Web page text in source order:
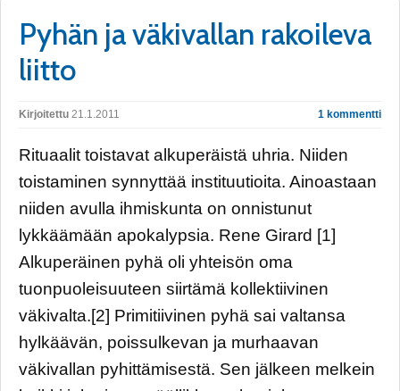
Pyhän ja väkivallan rakoileva
liitto
Kirjoitettu 21.1.2011 1 kommentti
Rituaalit toistavat alkuperäistä uhria. Niiden
toistaminen synnyttää instituutioita. Ainoastaan
niiden avulla ihmiskunta on onnistunut
lykkäämään apokalypsia. Rene Girard [1]
Alkuperäinen pyhä oli yhteisön oma
tuonpuoleisuuteen siirtämä kollektiivinen
väkivalta.[2] Primitiivinen pyhä sai valtansa
hylkäävän, poissulkevan ja murhaavan
väkivallan pyhittämisestä. Sen jälkeen melkein